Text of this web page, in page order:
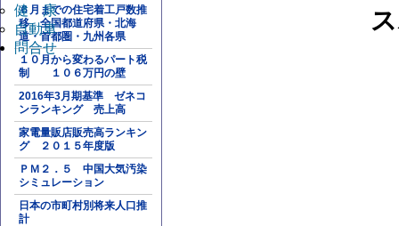
健 康
自動車
問合せ
６月までの住宅着工戸数推
移 全国都道府県・北海
道・首都圏・九州各県
１０月から変わるパート税
制 １０６万円の壁
2016年3月期基準 ゼネコ
ンランキング 売上高
家電量販店販売高ランキン
グ ２０１５年度版
ＰＭ２．５ 中国大気汚染
シミュレーション
日本の市町村別将来人口推
計